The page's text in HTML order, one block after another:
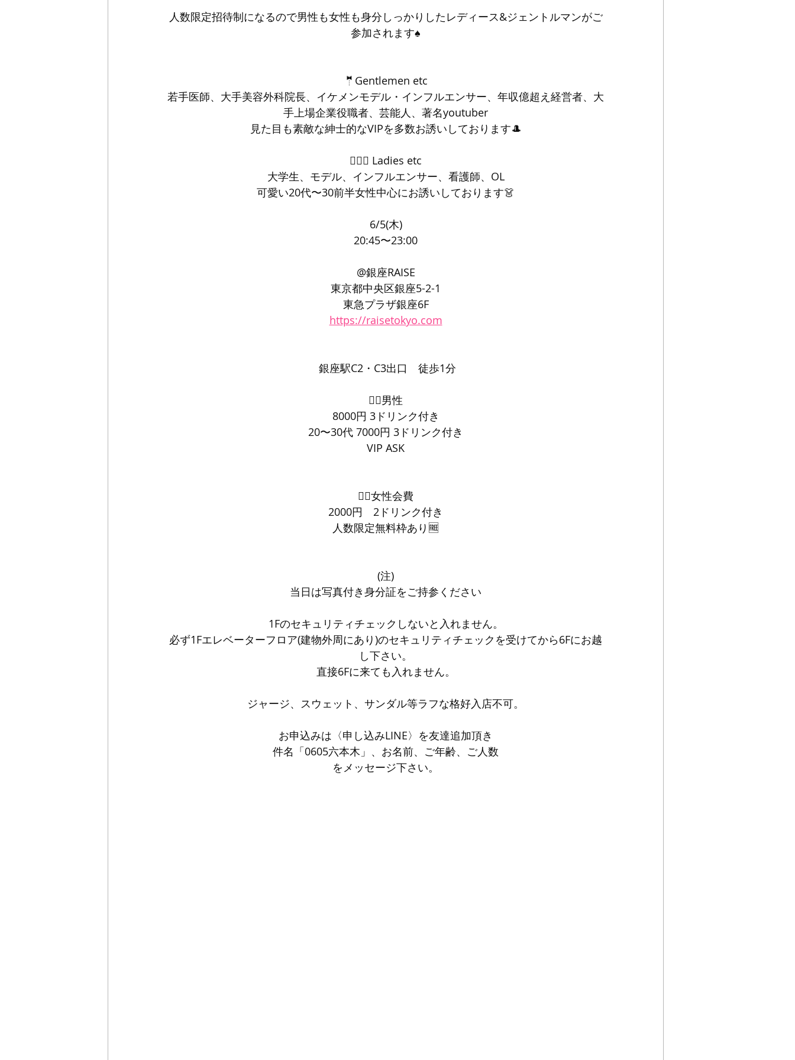
人数限定招待制になるので男性も女性も身分しっかりしたレディース&ジェントルマンがご
参加されます♠️
🤵Gentlemen etc
若手医師、大手美容外科院長、イケメンモデル・インフルエンサー、年収億超え経営者、大
手上場企業役職者、芸能人、著名youtuber
見た目も素敵な紳士的なVIPを多数お誘いしております🎩
🤵🏼‍♀ Ladies etc
大学生、モデル、インフルエンサー、看護師、OL
可愛い20代〜30前半女性中心にお誘いしております👗
6/5(木)
20:45〜23:00
@銀座RAISE
東京都中央区銀座5-2-1
東急プラザ銀座6F
https://raisetokyo.com
銀座駅C2・C3出口　徒歩1分
👨‍⚕️男性
8000円 3ドリンク付き
20〜30代 7000円 3ドリンク付き
VIP ASK
💁‍♀️女性会費
2000円　2ドリンク付き
人数限定無料枠あり🆓
(注)
当日は写真付き身分証をご持参ください
1Fのセキュリティチェックしないと入れません。
必ず1Fエレベーターフロア(建物外周にあり)のセキュリティチェックを受けてから6Fにお越
し下さい。
直接6Fに来ても入れません。
ジャージ、スウェット、サンダル等ラフな格好入店不可。
お申込みは〈申し込みLINE〉を友達追加頂き
件名「0605六本木」、お名前、ご年齢、ご人数
をメッセージ下さい。